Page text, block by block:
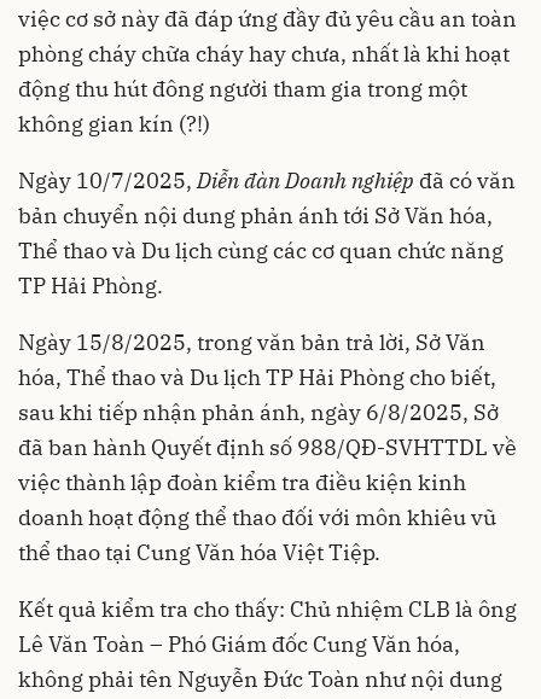
việc cơ sở này đã đáp ứng đầy đủ yêu cầu an toàn
phòng cháy chữa cháy hay chưa, nhất là khi hoạt
động thu hút đông người tham gia trong một
không gian kín (?!)
Ngày 10/7/2025,Diễn đàn Doanh nghiệp đã có văn
bản chuyển nội dung phản ánh tới Sở Văn hóa,
Thể thao và Du lịch cùng các cơ quan chức năng
TP Hải Phòng.
Ngày 15/8/2025, trong văn bản trả lời, Sở Văn
hóa, Thể thao và Du lịch TP Hải Phòng cho biết,
sau khi tiếp nhận phản ánh, ngày 6/8/2025, Sở
đã ban hành Quyết định số 988/QĐ-SVHTTDL về
việc thành lập đoàn kiểm tra điều kiện kinh
doanh hoạt động thể thao đối với môn khiêu vũ
thể thao tại Cung Văn hóa Việt Tiệp.
Kết quả kiểm tra cho thấy: Chủ nhiệm CLB là ông
Lê Văn Toàn – Phó Giám đốc Cung Văn hóa,
không phải tên Nguyễn Đức Toàn như nội dung